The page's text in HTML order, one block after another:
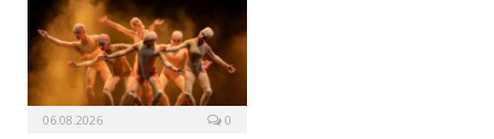
06.08.2026 0